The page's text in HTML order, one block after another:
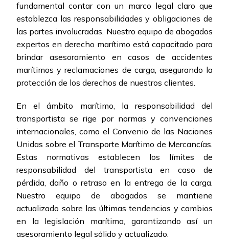
fundamental contar con un marco legal claro que
establezca las responsabilidades y obligaciones de
las partes involucradas. Nuestro equipo de abogados
expertos en derecho marítimo está capacitado para
brindar asesoramiento en casos de accidentes
marítimos y reclamaciones de carga, asegurando la
protección de los derechos de nuestros clientes.
En el ámbito marítimo, la responsabilidad del
transportista se rige por normas y convenciones
internacionales, como el Convenio de las Naciones
Unidas sobre el Transporte Marítimo de Mercancías.
Estas normativas establecen los límites de
responsabilidad del transportista en caso de
pérdida, daño o retraso en la entrega de la carga.
Nuestro equipo de abogados se mantiene
actualizado sobre las últimas tendencias y cambios
en la legislación marítima, garantizando así un
asesoramiento legal sólido y actualizado.